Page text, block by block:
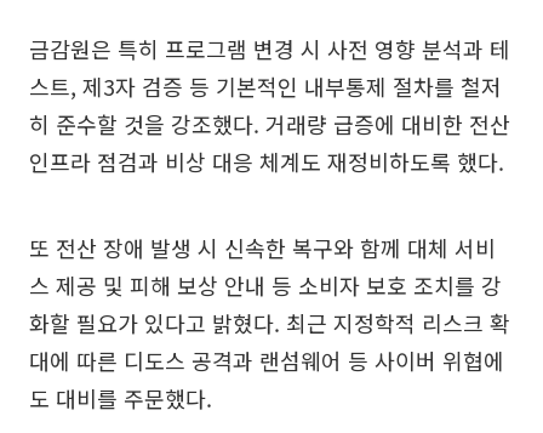
금감원은 특히 프로그램 변경 시 사전 영향 분석과 테
스트, 제3자 검증 등 기본적인 내부통제 절차를 철저
히 준수할 것을 강조했다. 거래량 급증에 대비한 전산
인프라 점검과 비상 대응 체계도 재정비하도록 했다.
또 전산 장애 발생 시 신속한 복구와 함께 대체 서비
스 제공 및 피해 보상 안내 등 소비자 보호 조치를 강
화할 필요가 있다고 밝혔다. 최근 지정학적 리스크 확
대에 따른 디도스 공격과 랜섬웨어 등 사이버 위협에
도 대비를 주문했다.